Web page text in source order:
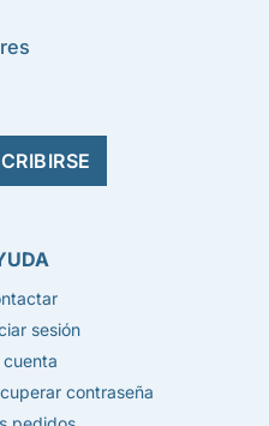
sesión
cuenta
contraseña